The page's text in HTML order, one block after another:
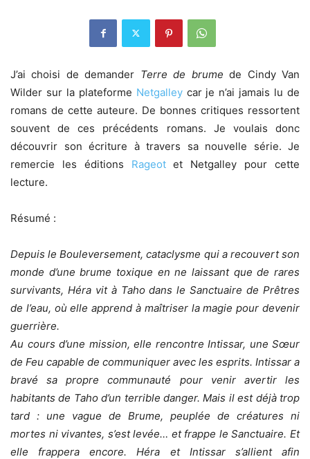
J’ai choisi de demander Terre de brumede Cindy Van
Wilder sur la plateforme Netgalleycar je n’ai jamais lu de
romans de cette auteure. De bonnes critiques ressortent
souvent de ces précédents romans. Je voulais donc
découvrir son écriture à travers sa nouvelle série. Je
remercie les éditions Rageotet Netgalley pour cette
lecture.
Résumé :
Depuis le Bouleversement, cataclysme qui a recouvert son
monde d’une brume toxique en ne laissant que de rares
survivants, Héra vit à Taho dans le Sanctuaire de Prêtres
de l’eau, où elle apprend à maîtriser la magie pour devenir
guerrière.
Au cours d’une mission, elle rencontre Intissar, une Sœur
de Feu capable de communiquer avec les esprits. Intissar a
bravé sa propre communauté pour venir avertir les
habitants de Taho d’un terrible danger. Mais il est déjà trop
tard : une vague de Brume, peuplée de créatures ni
mortes ni vivantes, s’est levée… et frappe le Sanctuaire. Et
elle frappera encore. Héra et Intissar s’allient afin